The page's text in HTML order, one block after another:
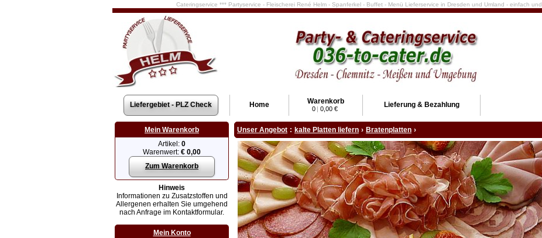
Cateringservice *** Partyservice - Fleischerei René Helm - Spanferkel - Buffet - Menü Lieferservice in Dresden und Umland - einfach
Liefergebiet - PLZ Check Home Warenkorb
0 | 0,00 € Lieferung & Bezahlung
Mein Warenkorb
Artikel: 0
Warenwert: € 0,00
Zum Warenkorb
Hinweis
Informationen zu Zusatzstoffen und
Allergenen erhalten Sie umgehend
nach Anfrage im Kontaktformular.
Mein Konto
Unser Angebot : kalte Platten liefern › Bratenplatten ›